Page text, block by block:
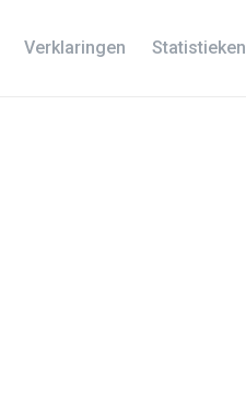
Verklaringen Statistieken